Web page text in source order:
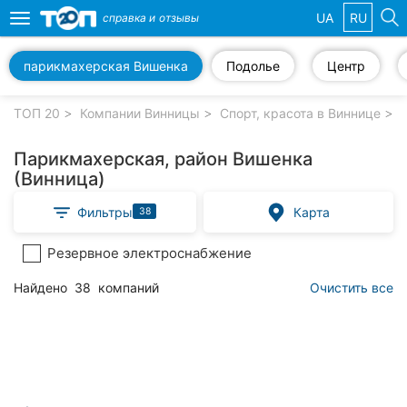
компании
Популярные
рубрики:
Стоматологии
Ветеринарные
Toggle
navigation
справка и отзывы UA RU
Подолье
парикмахерская Вишенка Центр
ТОП 20 Компании Винницы Спорт, красота в Виннице
Парикмахерская, район Вишенка
(Винница)
Фильтры 38 Карта
Резервное электроснабжение
Найдено 38 компаний Очистить все